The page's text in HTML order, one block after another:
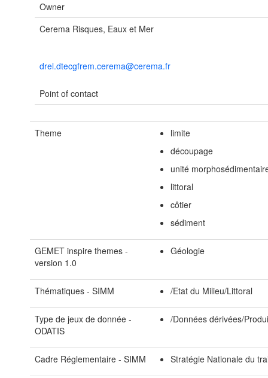
Owner
Cerema Risques, Eaux et Mer
drel.dtecgfrem.cerema@cerema.fr
Point of contact
Theme
limite
découpage
unité
littoral
côtier
sédiment
GEMET inspire themes -
version 1.0
Géologie
Thématiques - SIMM /Etat du Milieu/Littoral
Type de jeux de donnée -
ODATIS
/Données dérivées/
Cadre Réglementaire - SIMM Stratégie Nationale du